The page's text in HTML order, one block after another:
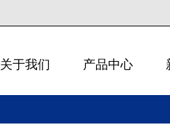
关于我们 产品中心